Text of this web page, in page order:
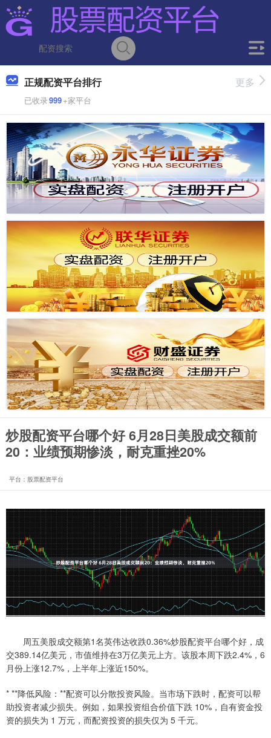
正规配资平台排行
已收录999+家平台
更多
炒股配资平台哪个好 6月28日美股成交额前
20：业绩预期惨淡，耐克重挫20%
平台：股票配资平台
周五美股成交额第1名英伟达收跌0.36%炒股配资平台哪个好，成
交389.14亿美元，市值维持在3万亿美元上方。该股本周下跌2.4%，6
月份上涨12.7%，上半年上涨近150%。
* **降低风险：**配资可以分散投资风险。当市场下跌时，配资可以帮
助投资者减少损失。例如，如果投资组合价值下跌 10%，自有资金投
资的损失为 1 万元，而配资投资的损失仅为 5 千元。